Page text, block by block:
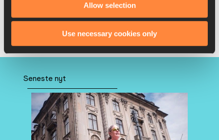
Allow selection
Use necessary cookies only
Se, hvordan du deltager
Seneste nyt